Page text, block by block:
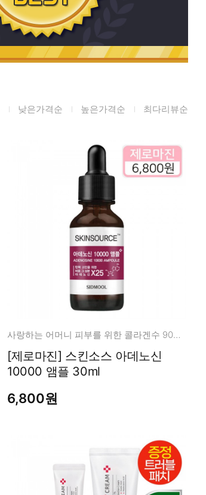
텍스트 사용후기
포토사용 후기
성분사전
낮은가격순 높은가격순 최다리뷰순
사랑하는 어머니 피부를 위한 콜라겐수 90% + 아데노신 앰플
[제로마진] 스킨소스 아데노신
10000 앰플 30ml
6,800원